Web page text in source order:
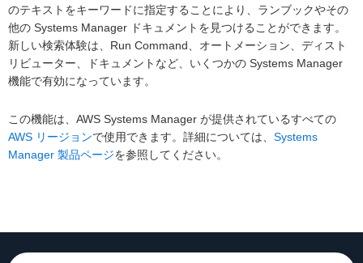
のテキストをキーワードに指定することにより、ランブックやその
他の Systems Manager ドキュメントを見つけることができます。
新しい検索体験は、Run Command、オートメーション、ディスト
リビューター、ドキュメントなど、いくつかの Systems Manager
機能で有効になっています。
この機能は、AWS Systems Manager が提供されているすべての
AWS リージョンで使用できます。詳細については、 Systems
Manager 製品ページを参照してください。